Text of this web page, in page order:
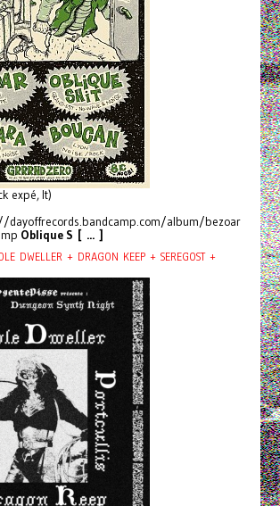
expé, It)
dayoffrecords.bandcamp.com/album/bezoar
Oblique S [ ... ]
DWELLER + DRAGON KEEP + SEREGOST +